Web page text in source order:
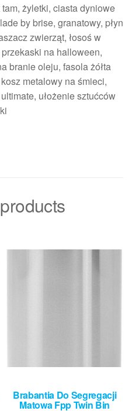
żyletki, ciasta dyniowe
by brise, granatowy, płyn
zwierząt, łosoś w
na halloween,
branie oleju, fasola żółta
metalowy na śmieci,
ułożenie sztućców
Brabantia Do Segregacji
Matowa Fpp Twin Bin